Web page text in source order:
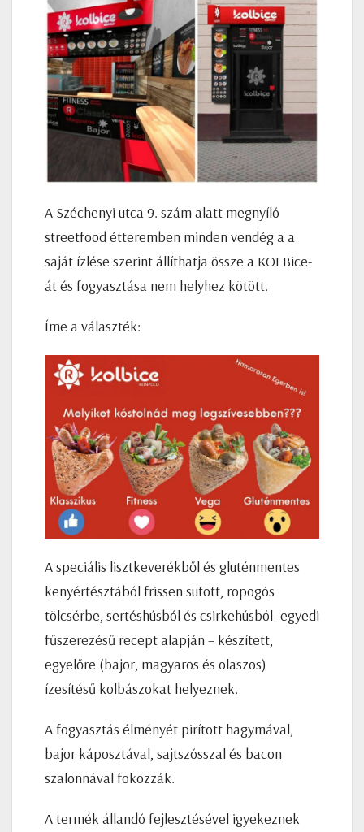
A Széchenyi utca 9. szám alatt megnyíló
streetfood étteremben minden vendég a a
saját ízlése szerint állíthatja össze a KOLBice-
át és fogyasztása nem helyhez kötött.
Íme a választék:
A speciális lisztkeverékből és gluténmentes
kenyértésztából frissen sütött, ropogós
tölcsérbe, sertéshúsból és csirkehúsból- egyedi
fűszerezésű recept alapján – készített,
egyelőre (bajor, magyaros és olaszos)
ízesítésű kolbászokat helyeznek.
A fogyasztás élményét pirított hagymával,
bajor káposztával, sajtszósszal és bacon
szalonnával fokozzák.
A termék állandó fejlesztésével igyekeznek